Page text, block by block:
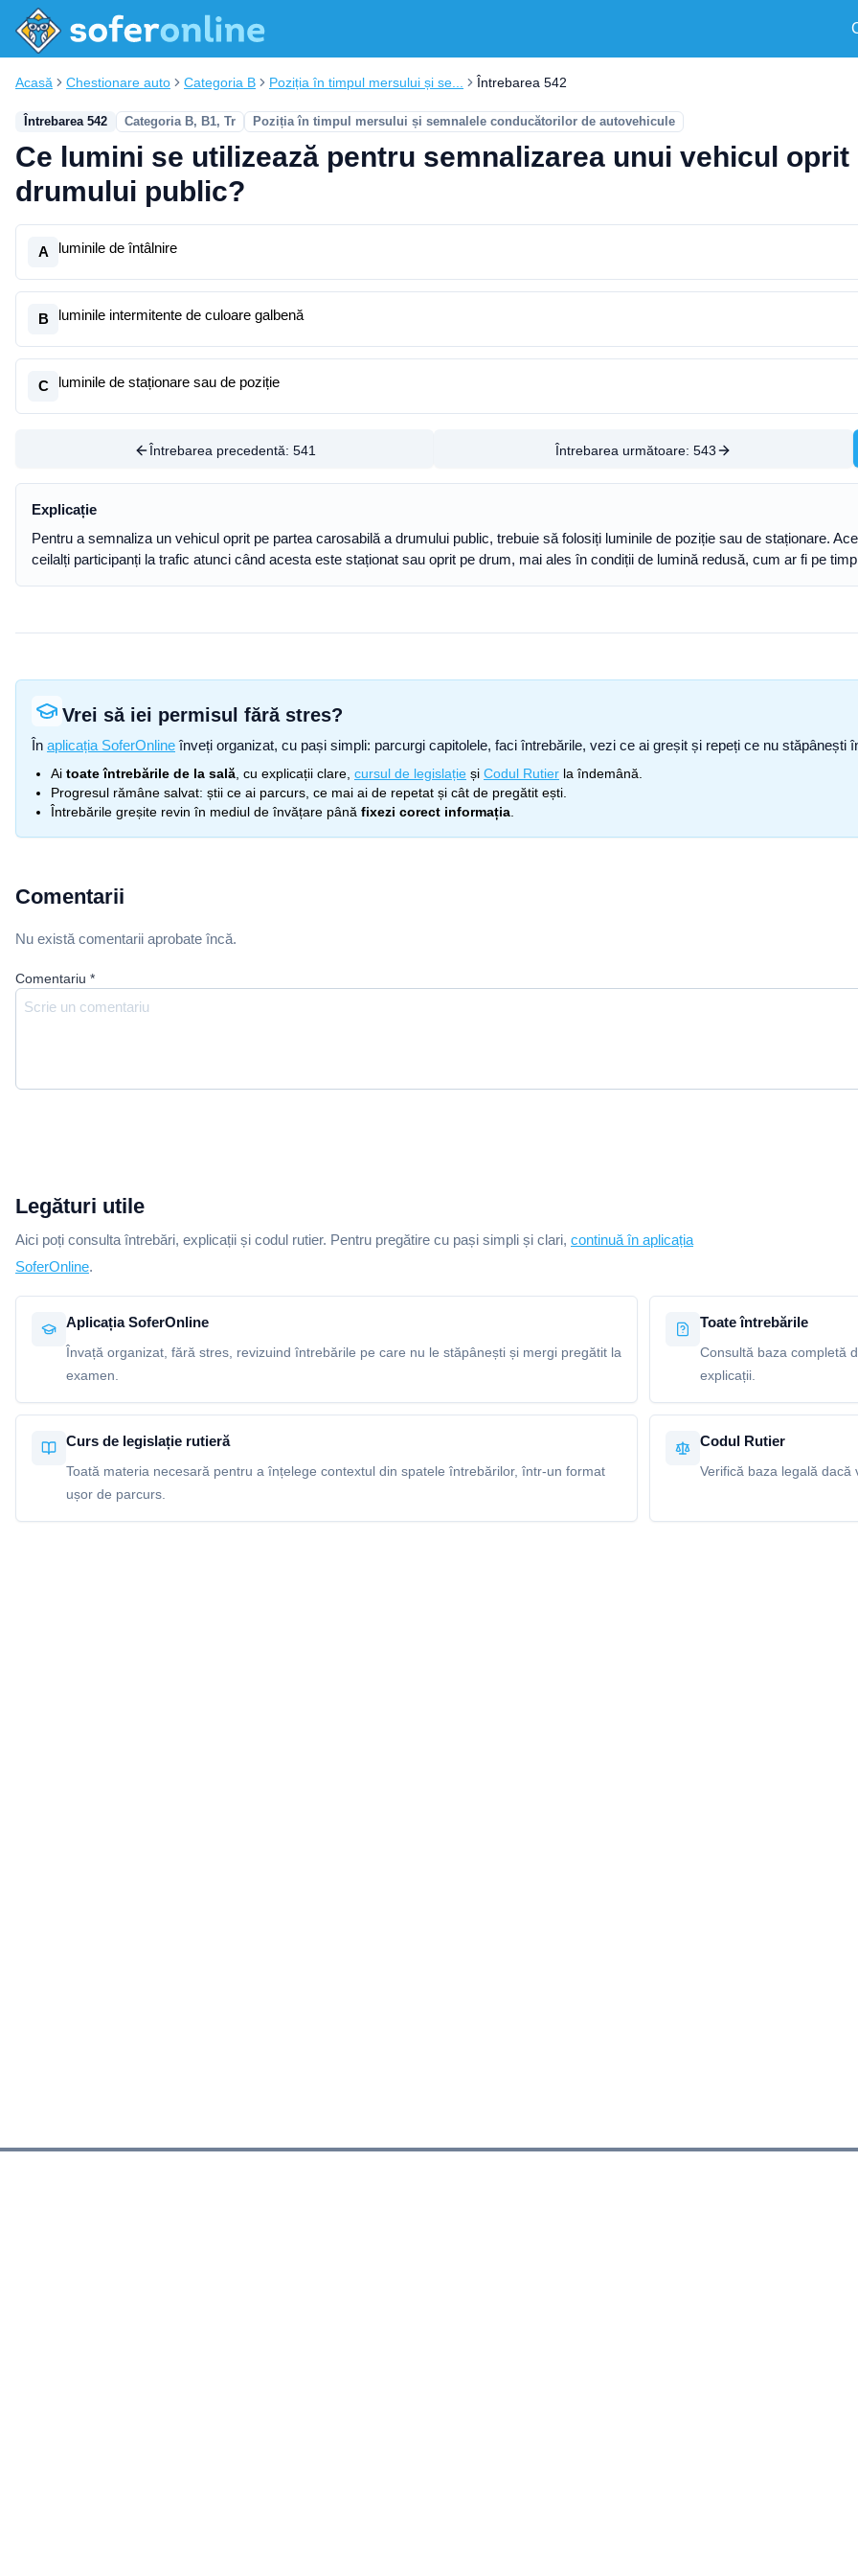
Acasă Chestionare auto Categoria B Poziția în timpul mersului și se... Întrebarea 542
Întrebarea 542 Categoria B, B1, Tr Poziția în timpul mersului și semnalele conducătorilor de autovehicule
Ce lumini se utilizează pentru semnalizarea unui vehicul
drumului public?
A luminile de întâlnire
B luminile intermitente de culoare galbenă
C luminile de staționare sau de poziție
Întrebarea precedentă: 541 Întrebarea următoare: 543
Explicație
Pentru a semnaliza un vehicul oprit pe partea carosabilă a drumului public, trebuie să folosiți luminile de poziție sau de staționare.
ceilalți participanți la trafic atunci când acesta este staționat sau oprit pe drum, mai ales în condiții de lumină redusă, cum ar fi pe
Vrei să iei permisul fără stres?
În aplicația SoferOnline înveți organizat, cu pași simpli: parcurgi capitolele, faci întrebările, vezi ce ai greșit și repeți ce nu
Ai toate întrebările de la sală , cu explicații clare, cursul de legislație și Codul Rutier la îndemână.
Progresul rămâne salvat: știi ce ai parcurs, ce mai ai de repetat și cât de pregătit ești.
Întrebările greșite revin în mediul de învățare până fixezi corect informația
Comentarii
Nu există comentarii aprobate încă.
Comentariu *
Legături utile
Aici poți consulta întrebări, explicații și codul rutier. Pentru pregătire cu pași simpli și clari, continuă în aplicația
SoferOnline.
Aplicația SoferOnline
Învață organizat, fără stres, revizuind întrebările pe care nu le stăpânești și mergi pregătit la
examen.
Toate întrebările
Consultă baza completă
explicații.
Curs de legislație rutieră
Toată materia necesară pentru a înțelege contextul din spatele întrebărilor, într-un format
ușor de parcurs.
Codul Rutier
Verifică baza legală dacă